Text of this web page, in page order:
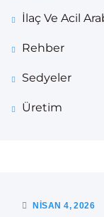
İlaç Ve Acil
Rehber
Sedyeler
Üretim
NISAN4, 2026